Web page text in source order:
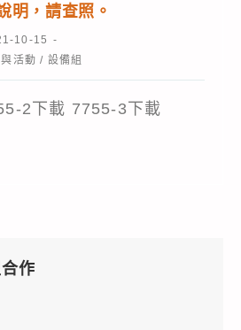
明，請查照。
10-15
活動 / 設備組
2下載 7755-3下載
作